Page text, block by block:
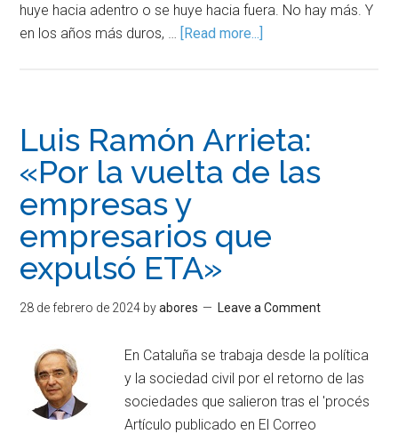
huye hacia adentro o se huye hacia fuera. No hay más. Y
en los años más duros, … [Read more...]
Luis Ramón Arrieta:
«Por la vuelta de las
empresas y
empresarios que
expulsó ETA»
28 de febrero de 2024 byabores Leave a Comment
En Cataluña se trabaja desde la política
y la sociedad civil por el retorno de las
sociedades que salieron tras el 'procés
Artículo publicado en El Correo